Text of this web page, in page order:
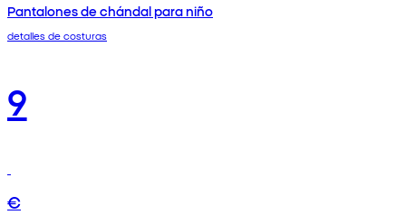
Pantalones de chándal para niño
detalles de costuras
9
€